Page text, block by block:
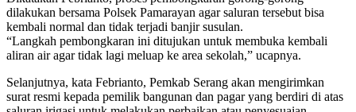
dilakukan bersama Polsek Pamarayan agar saluran tersebut bisa
kembali normal dan tidak terjadi banjir susulan.
“Langkah pembongkaran ini ditujukan untuk membuka kembali
aliran air agar tidak lagi meluap ke area sekolah,” ucapnya.
Selanjutnya, kata Febrianto, Pemkab Serang akan mengirimkan
surat resmi kepada pemilik bangunan dan pagar yang berdiri di atas